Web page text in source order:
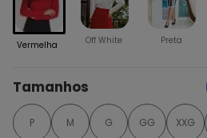
Vermelha Off White Preta
Tamanhos
P M G GG XXG